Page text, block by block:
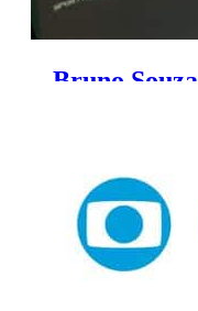
Bruno